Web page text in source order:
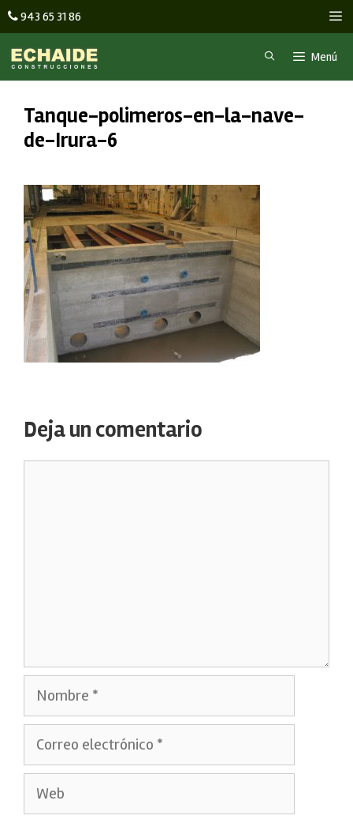
Saltar
al
contenido
943 65 31 86
Menú
Tanque-polimeros-en-la-nave-
de-Irura-6
Deja un comentario
Nombre
Correo
Web